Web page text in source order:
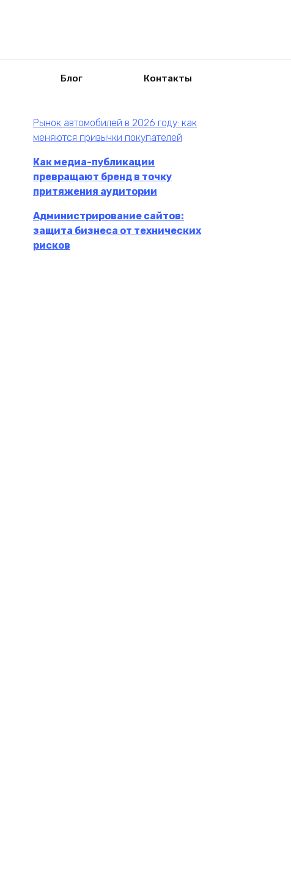
Блог Контакты
Рынок автомобилей в 2026 году: как
меняются привычки покупателей
Как медиа-публикации
превращают бренд в точку
притяжения аудитории
Администрирование сайтов:
защита бизнеса от технических
рисков